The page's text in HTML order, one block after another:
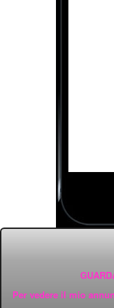
Per vedere il mio